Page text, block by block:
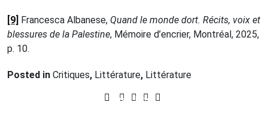
[9] Francesca Albanese, Quand le monde dort. Récits, voix et
blessures de la Palestine, Mémoire d’encrier, Montréal, 2025,
p. 10.
Posted in Critiques, Littérature, Littérature
Prev Post